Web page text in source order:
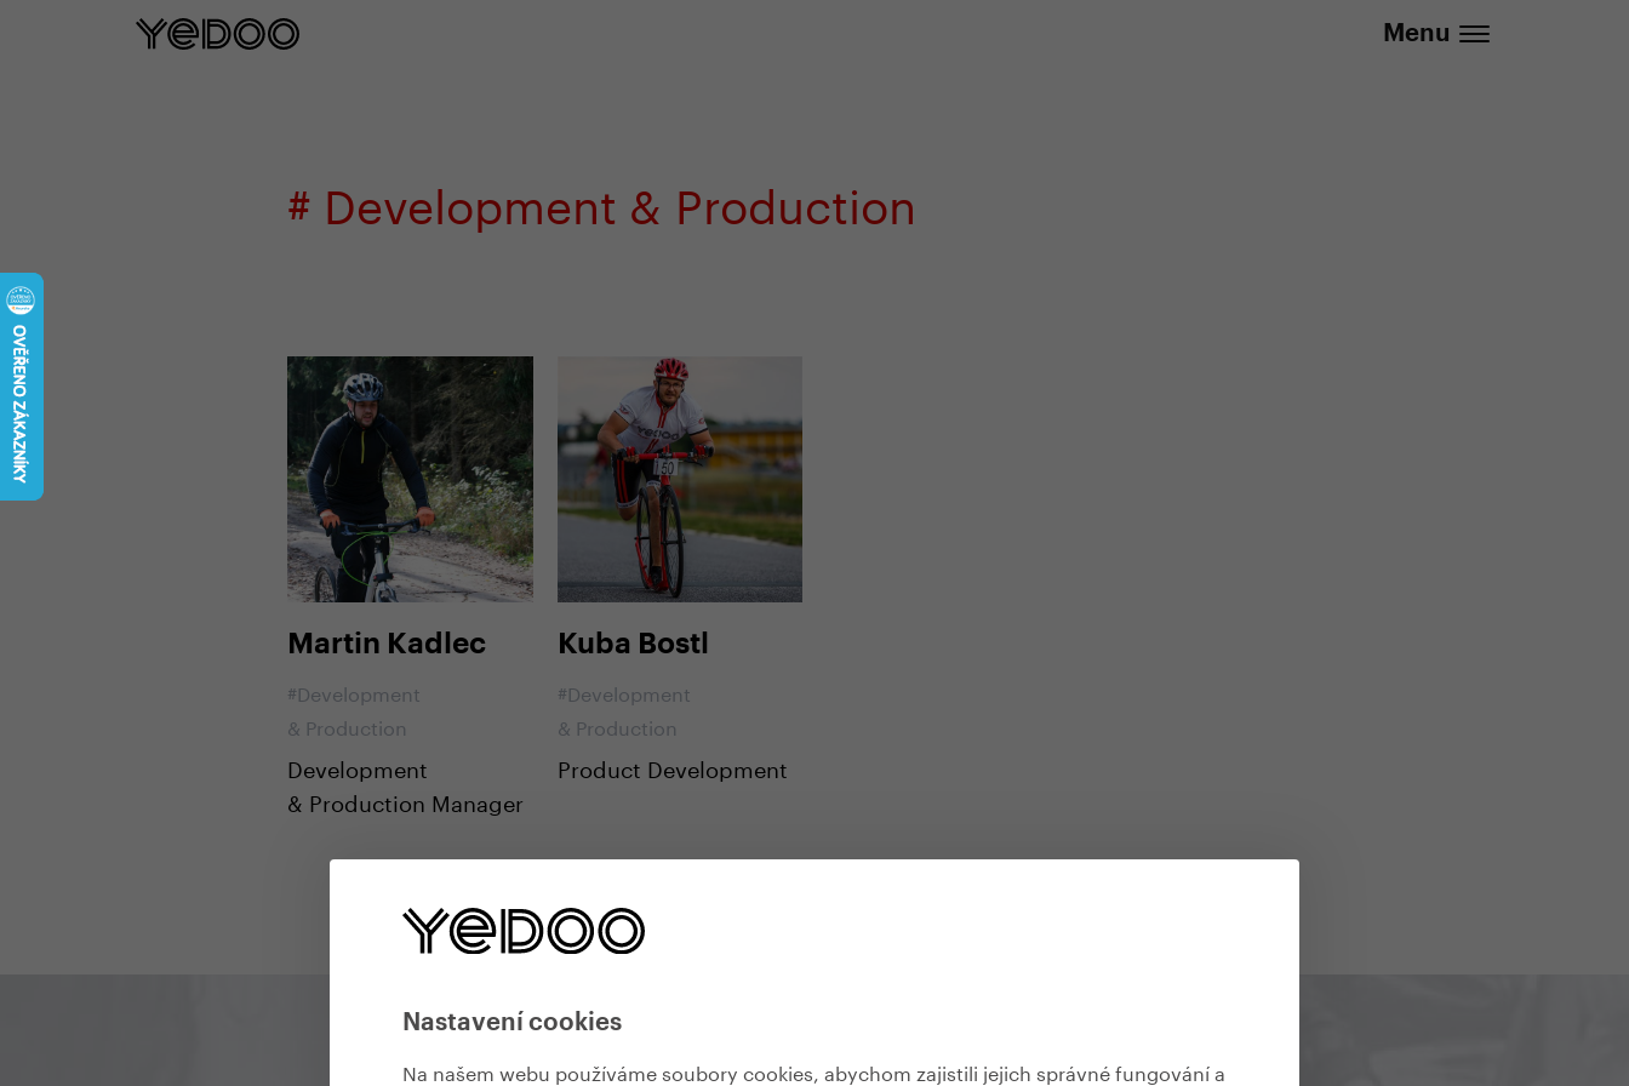
Nastavení cookies
Na našem webu používáme soubory cookies, abychom zajistili jejich správné fungování a
Menu
# Development & Production
Martin Kadlec
#Development
& Production
Development
& Production Manager
Kuba Bostl
#Development
& Production
Product Development